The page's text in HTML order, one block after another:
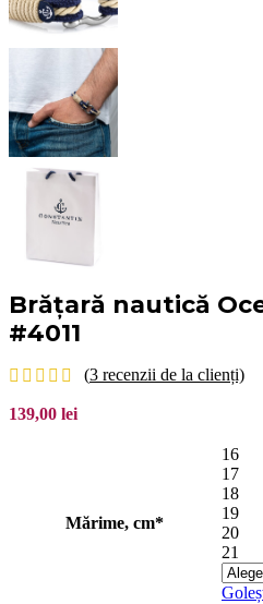
Brățară nautică
#4011
(3 recenzii de la clienți)
139,00 lei
Mărime, cm*
16
17
18
19
20
21